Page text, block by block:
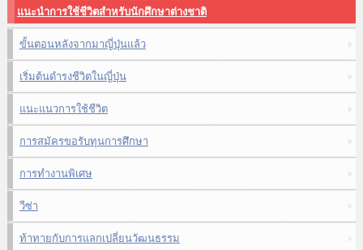
แนะนำการใช้ชีวิตสำหรับนักศึกษาต่างชาติ
ขั้นตอนหลังจากมาญี่ปุ่นแล้ว
เริ่มต้นดำรงชีวิตในญี่ปุ่น
แนะแนวการใช้ชีวิต
การสมัครขอรับทุนการศึกษา
การทำงานพิเศษ
วีซ่า
ท้าทายกับการแลกเปลี่ยนวัฒนธรรม